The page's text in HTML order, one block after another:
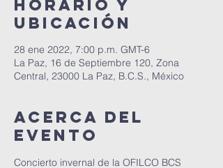
Horario y
ubicación
28 ene 2022, 7:00 p.m. GMT-6
La Paz, 16 de Septiembre 120, Zona
Central, 23000 La Paz, B.C.S., México
Acerca del
evento
Concierto invernal de la OFILCO BCS